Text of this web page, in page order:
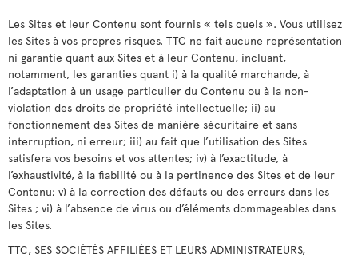
Les Sites et leur Contenu sont fournis « tels quels ». Vous utilisez
les Sites à vos propres risques. TTC ne fait aucune représentation
ni garantie quant aux Sites et à leur Contenu, incluant,
notamment, les garanties quant i) à la qualité marchande, à
l’adaptation à un usage particulier du Contenu ou à la non-
violation des droits de propriété intellectuelle; ii) au
fonctionnement des Sites de manière sécuritaire et sans
interruption, ni erreur; iii) au fait que l’utilisation des Sites
satisfera vos besoins et vos attentes; iv) à l’exactitude, à
l’exhaustivité, à la fiabilité ou à la pertinence des Sites et de leur
Contenu; v) à la correction des défauts ou des erreurs dans les
Sites ; vi) à l’absence de virus ou d’éléments dommageables dans
les Sites.
TTC, SES SOCIÉTÉS AFFILIÉES ET LEURS ADMINISTRATEURS,